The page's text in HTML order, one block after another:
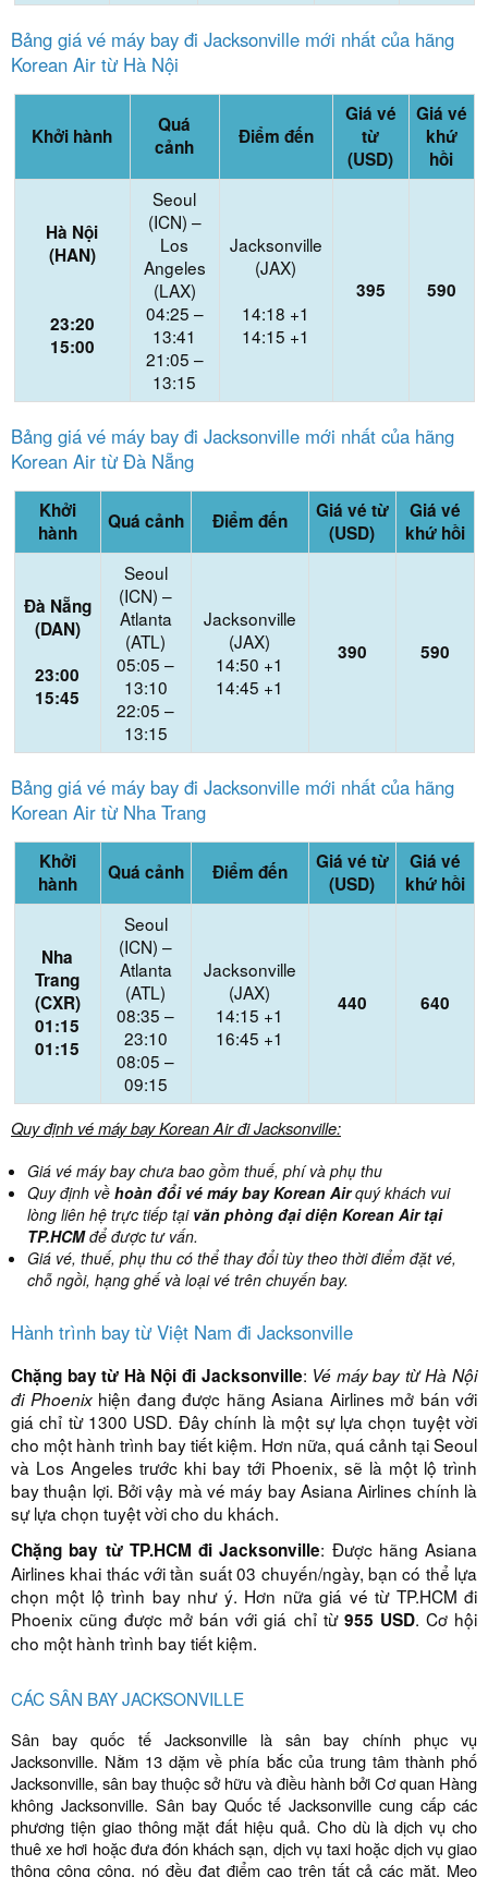
Bảng giá vé máy bay đi Jacksonville mới nhất của hãng
Korean Air từ Hà Nội
Khởi hành
Quá
cảnh
Điểm đến
Giá vé
từ
(USD)
Giá vé
khứ
hồi
Hà Nội
(HAN)
23:20
15:00
Seoul
(ICN) –
Los
Angeles
(LAX)
04:25 –
13:41
21:05 –
13:15
Jacksonville
(JAX)
14:18 +1
14:15 +1
395 590
Bảng giá vé máy bay đi Jacksonville mới nhất của hãng
Korean Air từ Đà Nẵng
Khởi
hành
Quá cảnh Điểm đến
Giá vé từ
(USD)
Giá vé
khứ hồi
Đà Nẵng
(DAN)
23:00
15:45
Seoul
(ICN) –
Atlanta
(ATL)
05:05 –
13:10
22:05 –
13:15
Jacksonville
(JAX)
14:50 +1
14:45 +1
390 590
Bảng giá vé máy bay đi Jacksonville mới nhất của hãng
Korean Air từ Nha Trang
Khởi
hành
Quá cảnh Điểm đến
Giá vé từ
(USD)
Giá vé
khứ hồi
Nha
Trang
(CXR)
01:15
01:15
Seoul
(ICN) –
Atlanta
(ATL)
08:35 –
23:10
08:05 –
09:15
Jacksonville
(JAX)
14:15 +1
16:45 +1
440 640
Quy định vé máy bay Korean Air đi Jacksonville:
Giá vé máy bay chưa bao gồm thuế, phí và phụ thu
Quy định về hoàn đổi vé máy bay Korean Airquý khách vui
lòng liên hệ trực tiếp tại văn phòng đại diện Korean Air tại
TP.HCMđể được tư vấn.
Giá vé, thuế, phụ thu có thể thay đổi tùy theo thời điểm đặt vé,
chỗ ngồi, hạng ghế và loại vé trên chuyến bay.
Hành trình bay từ Việt Nam đi Jacksonville
Chặng bay từ Hà Nội đi Jacksonville: Vé máy bay từ Hà Nội
đi Phoenixhiện đang được hãng Asiana Airlines mở bán với
giá chỉ từ 1300 USD. Đây chính là một sự lựa chọn tuyệt vời
cho một hành trình bay tiết kiệm. Hơn nữa, quá cảnh tại Seoul
và Los Angeles trước khi bay tới Phoenix, sẽ là một lộ trình
bay thuận lợi. Bởi vậy mà vé máy bay Asiana Airlines chính là
sự lựa chọn tuyệt vời cho du khách.
Chặng bay từ TP.HCM điJacksonville: Được hãng Asiana
Airlines khai thác với tần suất 03 chuyến/ngày, bạn có thể lựa
chọn một lộ trình bay như ý. Hơn nữa giá vé từ TP.HCM đi
Phoenix cũng được mở bán với giá chỉ từ 955 USD. Cơ hội
cho một hành trình bay tiết kiệm.
CÁC SÂN BAY JACKSONVILLE
Sân bay quốc tế Jacksonville là sân bay chính phục vụ
Jacksonville. Nằm 13 dặm về phía bắc của trung tâm thành phố
Jacksonville, sân bay thuộc sở hữu và điều hành bởi Cơ quan Hàng
không Jacksonville. Sân bay Quốc tế Jacksonville cung cấp các
phương tiện giao thông mặt đất hiệu quả. Cho dù là dịch vụ cho
thuê xe hơi hoặc đưa đón khách sạn, dịch vụ taxi hoặc dịch vụ giao
thông công cộng, nó đều đạt điểm cao trên tất cả các mặt. Mẹo